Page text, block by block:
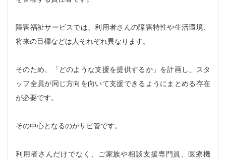
障害福祉サービスでは、利用者さんの障害特性や生活環境、
将来の目標などは人それぞれ異なります。
そのため、「どのような支援を提供するか」を計画し、スタ
ッフ全員が同じ方向を向いて支援できるようにまとめる存在
が必要です。
その中心となるのがサビ管です。
利用者さんだけでなく、ご家族や相談支援専門員、医療機